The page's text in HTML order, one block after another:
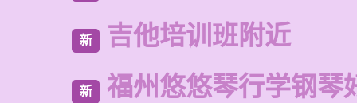
新 吉他培训班附近
新 福州悠悠琴行学钢琴